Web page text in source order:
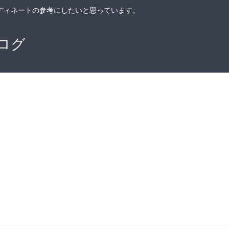
ネートの参考にしたいと思っています。
グ